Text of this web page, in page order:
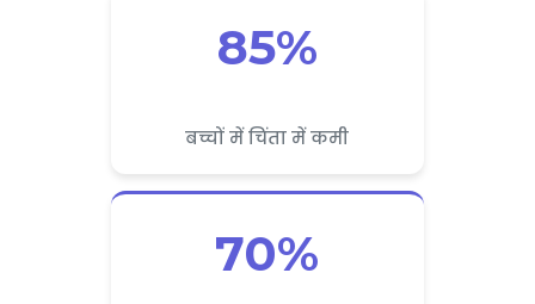
85%
बच्चों में चिंता में कमी
70%